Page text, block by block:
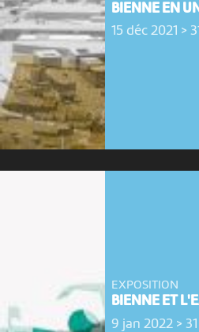
BIENNE EN
15 déc 2021 >
EXPOSITION
BIENNE ET
9 jan 2022 >